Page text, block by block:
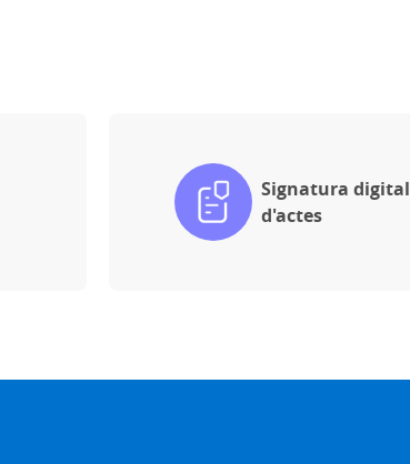
Signatura digital
d'actes